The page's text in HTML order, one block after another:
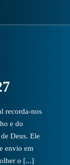
recorda-nos
e do
Deus. Ele
envio em
o [...]